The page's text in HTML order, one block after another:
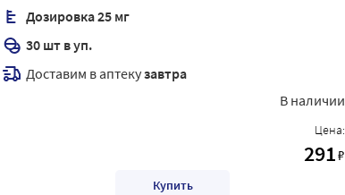
Дозировка 25 мг
30 шт в уп.
Доставим в аптекузавтра
В наличии
Цена:
291₽
Купить